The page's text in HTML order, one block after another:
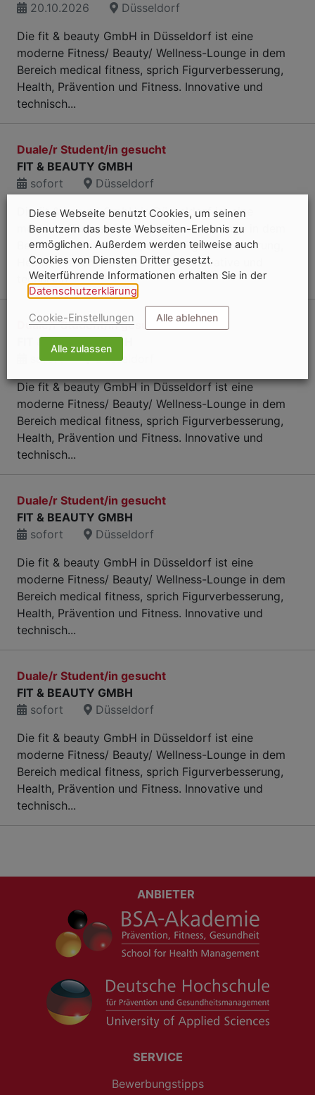
20.10.2026
Düsseldorf
Die fit & beauty GmbH in Düsseldorf ist eine
moderne Fitness/ Beauty/ Wellness-Lounge in dem
Bereich medical fitness, sprich Figurverbesserung,
Health, Prävention und Fitness. Innovative und
technisch...
Duale/r Student/in gesucht
FIT & BEAUTY GMBH
sofort
Düsseldorf
Die fit & beauty GmbH in Düsseldorf ist eine
moderne Fitness/ Beauty/ Wellness-Lounge in dem
Bereich medical fitness, sprich Figurverbesserung,
Health, Prävention und Fitness. Innovative und
technisch...
Duale/r Student/in gesucht
FIT & BEAUTY GMBH
sofort
Düsseldorf
Die fit & beauty GmbH in Düsseldorf ist eine
moderne Fitness/ Beauty/ Wellness-Lounge in dem
Bereich medical fitness, sprich Figurverbesserung,
Health, Prävention und Fitness. Innovative und
technisch...
Duale/r Student/in gesucht
FIT & BEAUTY GMBH
sofort
Düsseldorf
Die fit & beauty GmbH in Düsseldorf ist eine
moderne Fitness/ Beauty/ Wellness-Lounge in dem
Bereich medical fitness, sprich Figurverbesserung,
Health, Prävention und Fitness. Innovative und
technisch...
Duale/r Student/in gesucht
FIT & BEAUTY GMBH
sofort
Düsseldorf
Die fit & beauty GmbH in Düsseldorf ist eine
moderne Fitness/ Beauty/ Wellness-Lounge in dem
Bereich medical fitness, sprich Figurverbesserung,
Health, Prävention und Fitness. Innovative und
technisch...
ANBIETER
SERVICE
Bewerbungstipps
Diese Webseite benutzt Cookies, um seinen
Benutzern das beste Webseiten-Erlebnis zu
ermöglichen. Außerdem werden teilweise auch
Cookies von Diensten Dritter gesetzt.
Weiterführende Informationen erhalten Sie in der
Datenschutzerklärung
Cookie-Einstellungen Alle ablehnen
Alle zulassen